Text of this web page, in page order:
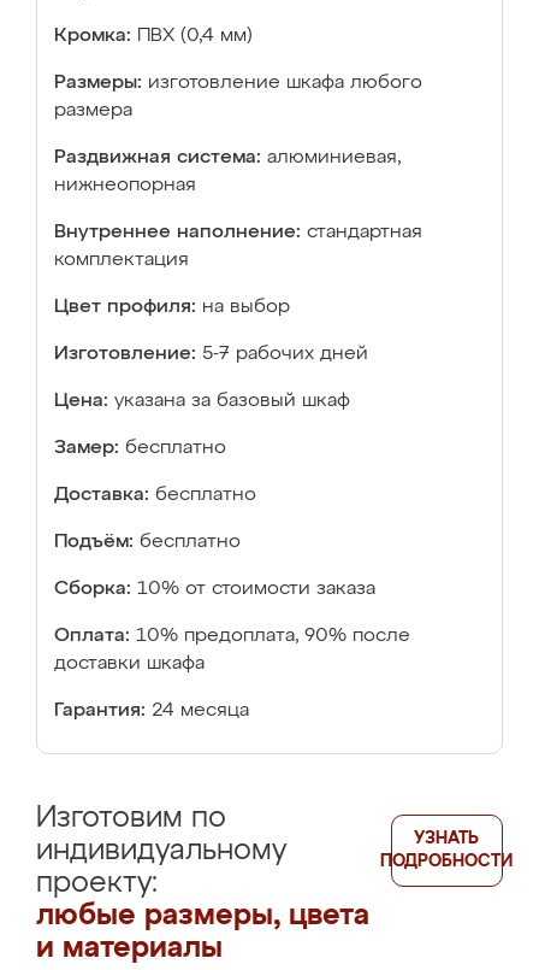
Кромка: ПВХ (0,4 мм)
Размеры: изготовление шкафа любого
размера
Раздвижная система: алюминиевая,
нижнеопорная
Внутреннее наполнение: стандартная
комплектация
Цвет профиля: на выбор
Изготовление: 5-7 рабочих дней
Цена: указана за базовый шкаф
Замер: бесплатно
Доставка: бесплатно
Подъём: бесплатно
Сборка: 10% от стоимости заказа
Оплата: 10% предоплата, 90% после
доставки шкафа
Гарантия: 24 месяца
Изготовим по
индивидуальному
проекту:
любые размеры, цвета
и материалы
УЗНАТЬ
ПОДРОБНОСТИ